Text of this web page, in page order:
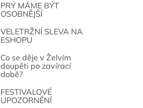
PRÝ MÁME BÝT
OSOBNĚJŠÍ
VELETRŽNÍ SLEVA NA
ESHOPU
Co se děje v Želvím
doupěti po zavírací
době?
FESTIVALOVÉ
UPOZORNĚNÍ